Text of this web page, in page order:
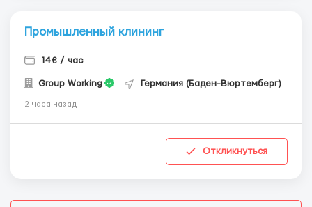
Промышленный клининг
14€ / час
Group Working Германия (Баден-Вюртемберг)
2 часа назад
Откликнуться